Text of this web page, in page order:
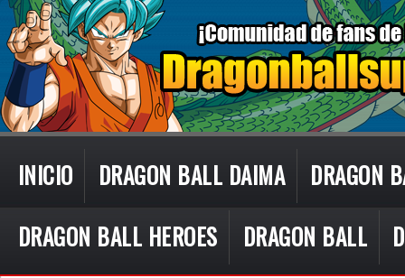
INICIO DRAGON BALL DAIMA
DRAGON
DRAGON BALL HEROES
DRAGON BALL